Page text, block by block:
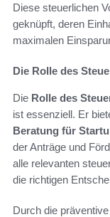
Diese steuerlichen
geknüpft, deren
maximalen
Die Rolle des
Die Rolle des
ist essenziell. Er
Beratung für
der Anträge und
alle relevanten
die richtigen
Durch die